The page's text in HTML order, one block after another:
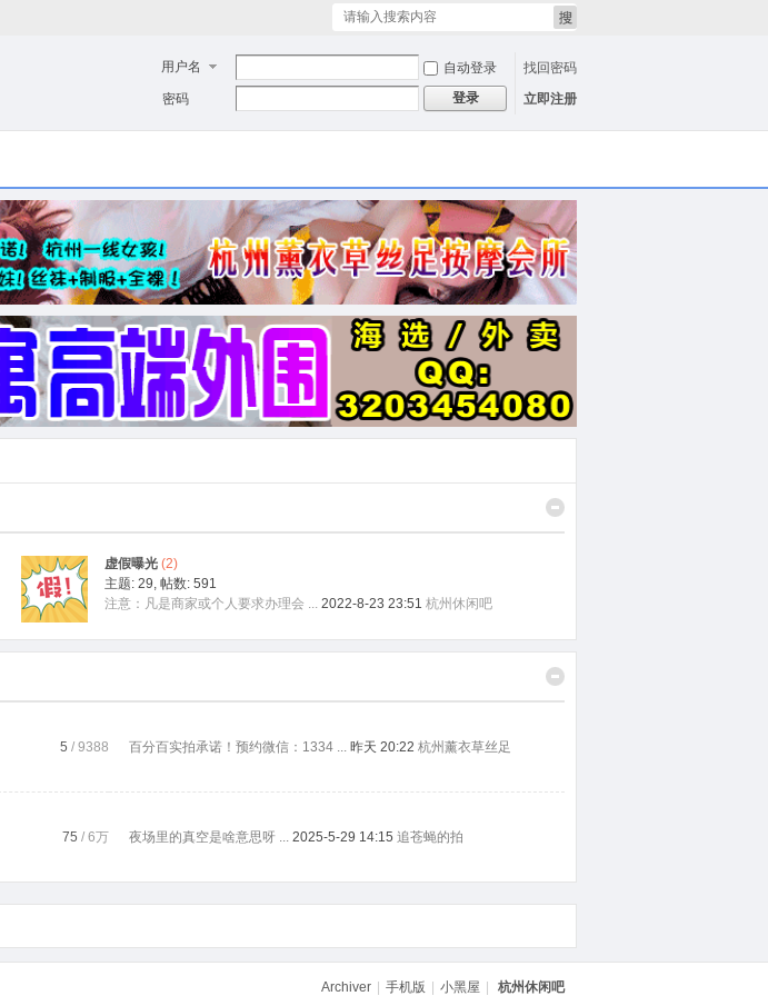
用户名 自动登录
找回密码
密码
登录 立即注册
虚假曝光 (2)
主题: 29 帖数: 591
注意：凡是商家或个人要求办理会 ...
2022-8-23 23:51 杭州休闲吧
5 / 9388 百分百实拍承诺！预约微信：1334 ... 昨天 20:22 杭州薰衣草丝足
75 / 6万 夜场里的真空是啥意思呀 ... 2025-5-29 14:15 追苍蝇的拍
Archiver | 手机版 | 小黑屋 | 杭州休闲吧